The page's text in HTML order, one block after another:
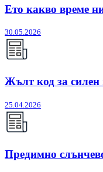
Ето какво време
30.05.2026
Жълт код за силен
25.04.2026
Предимно